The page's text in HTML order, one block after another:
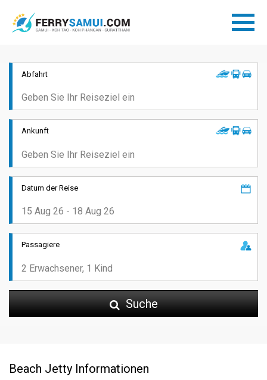
Abfahrt
Ankunft
Datum der Reise
Passagiere
Suche
Beach Jetty Informationen